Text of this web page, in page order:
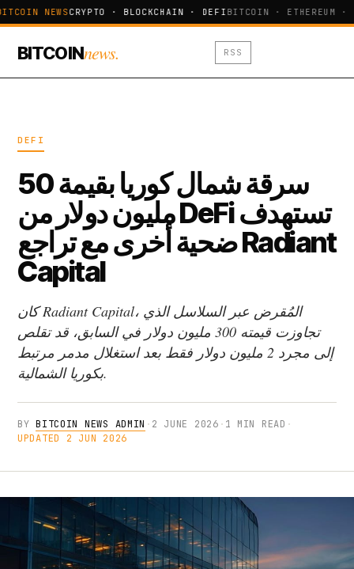
NEWSCRYPTO · BLOCKCHAIN · DEFIBITCOIN · ETHEREUM ·
BITCOINnews. RSS
DEFI
سرقة شمال كوريا بقيمة 50
مليون دولار من DeFi تستهدف
ضحية أخرى مع تراجع Radiant
Capital
كان Radiant Capital، المُقرض عبر السلاسل الذي
تجاوزت قيمته 300 مليون دولار في السابق، قد تقلص
إلى مجرد 2 مليون دولار فقط بعد استغلال مدمر مرتبط
بكوريا الشمالية.
BYBITCOIN NEWS ADMIN · 2 JUNE 2026 · 1 MIN READ ·
UPDATED 2 JUN 2026